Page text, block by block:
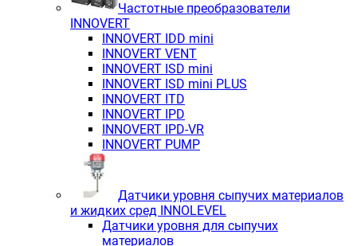
Частотные преобразователи
INNOVERT
INNOVERT IDD mini
INNOVERT VENT
INNOVERT ISD mini
INNOVERT ISD mini PLUS
INNOVERT ITD
INNOVERT IРD
INNOVERT IРD-VR
INNOVERT PUMP
Датчики уровня сыпучих материалов
и жидких сред INNOLEVEL
Датчики уровня для сыпучих
материалов